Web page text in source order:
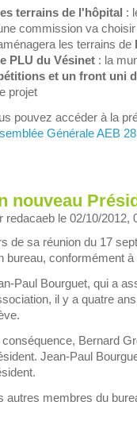
terrains de l'hôpital :
commission va
les terrains de
PLU du Vésinet : la
et un front uni
projet
pouvez accéder à la
Générale AEB
nouveau
redacaeb le 02/10/2012,
de sa réunion du 17
bureau, conformément
Paul Bourguet, qui a
il y a quatre
conséquence, Bernard
Jean-Paul
autres membres du